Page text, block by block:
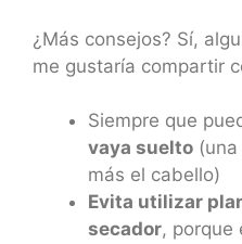
¿Más consejos? Sí,
me gustaría compartir
Siempre que
vaya suelto
más el cabello)
Evita utilizar
secador, porque